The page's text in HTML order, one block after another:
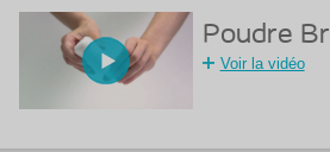
Poudre
Voir la vidéo